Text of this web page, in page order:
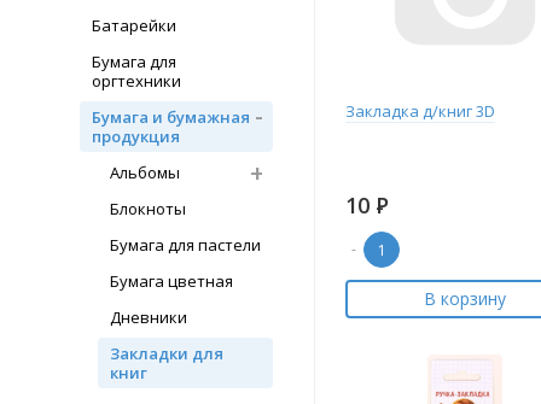
Батарейки
Бумага для
оргтехники
Бумага и бумажная
продукция
Альбомы
Блокноты
Бумага для пастели
Бумага цветная
Дневники
Закладки для
книг
Закладка д/книг 3D
10 Р
-
В корзину